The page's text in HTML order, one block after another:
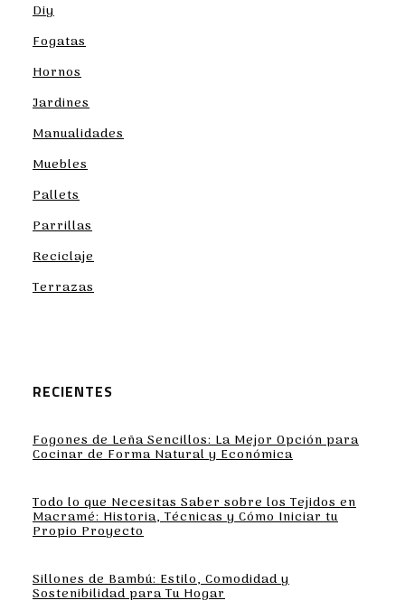
Diy
Fogatas
Hornos
Jardines
Manualidades
Muebles
Pallets
Parrillas
Reciclaje
Terrazas
RECIENTES
Fogones de Leña Sencillos: La Mejor Opción para
Cocinar de Forma Natural y Económica
Todo lo que Necesitas Saber sobre los Tejidos en
Macramé: Historia, Técnicas y Cómo Iniciar tu
Propio Proyecto
Sillones de Bambú: Estilo, Comodidad y
Sostenibilidad para Tu Hogar